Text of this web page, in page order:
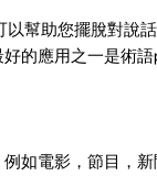
幫助您擺脫對說
的應用之一是術語
如電影，節目，